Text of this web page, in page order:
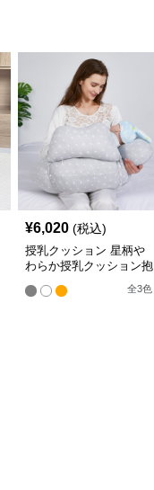
¥6,020 (税込)
授乳クッション 星柄や
わらか授乳クッション抱
き枕兼用多機能タイプ
全3色